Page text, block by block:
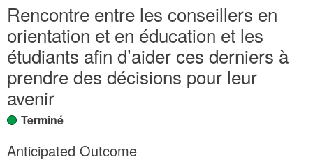
Rencontre entre les conseillers en
orientation et en éducation et les
étudiants afin d’aider ces derniers à
prendre des décisions pour leur
avenir
Terminé
Anticipated Outcome